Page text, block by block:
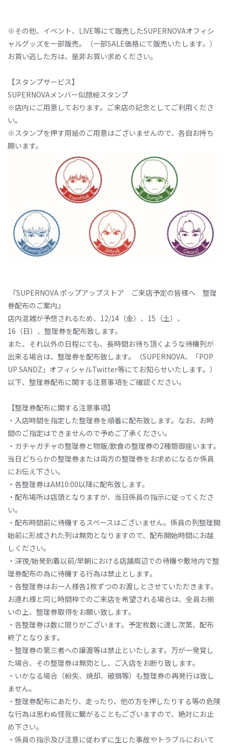
※その他、イベント、LIVE等にて販売したSUPERNOVAオフィシ
ャルグッズを一部販売。（一部SALE価格にて販売いたします。）
お買い逃した方は、是非お買い求めください。
【スタンプサービス】
SUPERNOVAメンバー似顔絵スタンプ
※店内にご用意しております。ご来店の記念としてご利用くださ
い。
※スタンプを押す用紙のご用意はございませんので、各自お持ち
願います。
『SUPERNOVA ポップアップストア ご来店予定の皆様へ 整理
券配布のご案内』
店内混雑が予想されるため、12/14（金）、15（土）、
16（日）、整理券を配布致します。
また、それ以外の日程にても、長時間お待ち頂くような待機列が
出来る場合は、整理券を配布致します。（SUPERNOVA、「POP
UP SANDZ」オフィシャルTwitter等にてお知らせいたします。）
以下、整理券配布に関する注意事項をご確認ください。
【整理券配布に関する注意事項】
・入店時間を指定した整理券を順番に配布致します。なお、お時
間のご指定はできませんので予めご了承ください。
・ガチャガチャの整理券と物販/飲食の整理券の2種類御座います。
当日どちらかの整理券または両方の整理券をお求めになるか係員
にお伝え下さい。
・各整理券はAM10:00以降に配布致します。
・配布場所は店頭となりますが、当日係員の指示に従ってくださ
い。
・配布時間前に待機するスペースはございません。係員の列整理開
始前に形成された列は無効となりますので、配布開始時間にお越
しください。
・深夜/始発到着以前/早朝における店舗周辺での待機や敷地内で整
理券配布の為に待機する行為は禁止とします。
・各整理券はお一人様各1枚ずつのお渡しとさせていただきます。
お連れ様と同じ時間枠でのご来店を希望される場合は、全員お揃
いの上、整理券取得をお願い致します。
・各整理券は数に限りがございます。予定枚数に達し次第、配布
終了となります。
・整理券の第三者への譲渡等は禁止といたします。万が一発覚し
た場合、その整理券は無効とし、ご入店をお断り致します。
・いかなる場合（紛失、焼却、破損等）も整理券の再発行は致し
ません。
・整理券配布にあたり、走ったり、他の方を押したりする等の危険
な行為は思わぬ怪我に繋がることもございますので、絶対にお止
め下さい。
・係員の指示及び注意に従わずに生じた事故やトラブルにおいて